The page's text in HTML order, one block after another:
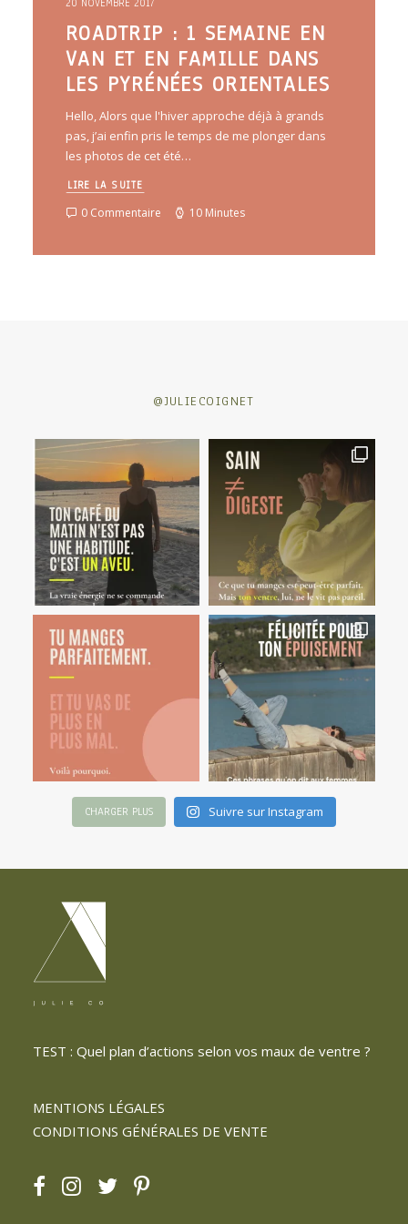
ROADTRIP : 1 SEMAINE EN
VAN ET EN FAMILLE DANS
LES PYRÉNÉES ORIENTALES
Hello, Alors que l'hiver approche déjà à grands
pas, j’ai enfin pris le temps de me plonger dans
les photos de cet été…
LIRE LA SUITE
0 Commentaire 10 Minutes
@JULIECOIGNET
CHARGER PLUS Suivre sur Instagram
TEST : Quel plan d’actions selon vos maux de ventre ?
MENTIONS LÉGALES
CONDITIONS GÉNÉRALES DE VENTE